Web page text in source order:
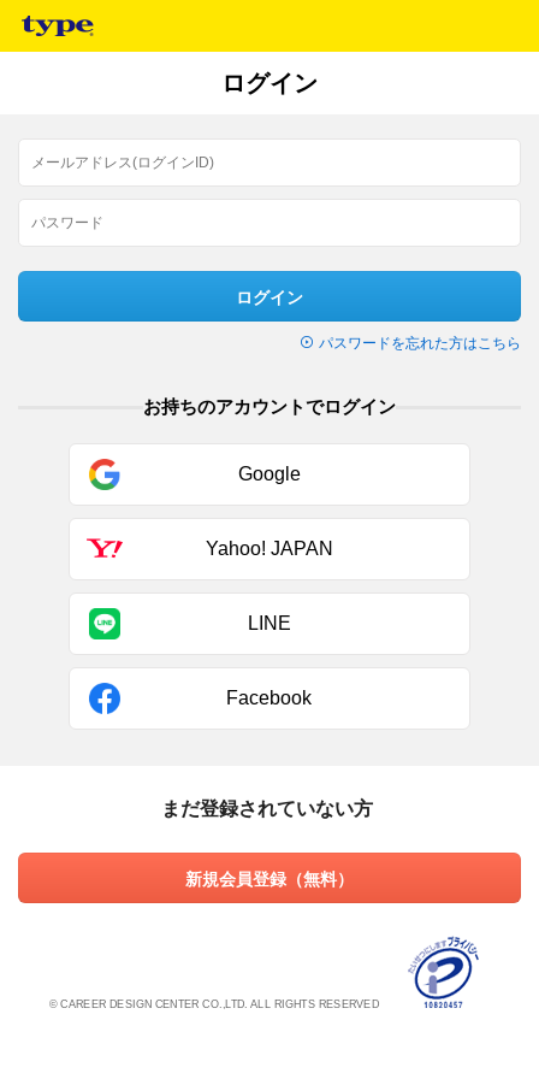
ログイン
ログイン
パスワードを忘れた方はこちら
お持ちのアカウントでログイン
Google
Yahoo! JAPAN
LINE
Facebook
まだ登録されていない方
新規会員登録（無料）
© CAREER DESIGN CENTER CO.,LTD. ALL RIGHTS RESERVED